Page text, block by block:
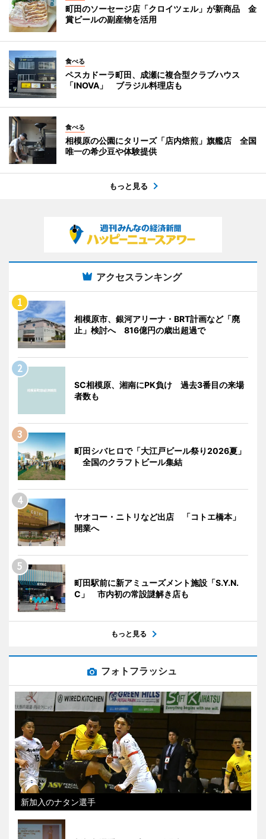
町田のソーセージ店「クロイツェル」が新商品 金
賞ビールの副産物を活用
食べる
ペスカドーラ町田、成瀬に複合型クラブハウス
「INOVA」 ブラジル料理店も
食べる
相模原の公園にタリーズ「店内焙煎」旗艦店 全国
唯一の希少豆や体験提供
もっと見る
アクセスランキング
相模原市、銀河アリーナ・BRT計画など「廃
止」検討へ 816億円の歳出超過で
SC相模原、湘南にPK負け 過去3番目の来場
者数も
町田シバヒロで「大江戸ビール祭り2026夏」
全国のクラフトビール集結
ヤオコー・ニトリなど出店 「コトエ橋本」
開業へ
町田駅前に新アミューズメント施設「S.Y.N.
C」 市内初の常設謎解き店も
もっと見る
フォトフラッシュ
新加入のナタン選手